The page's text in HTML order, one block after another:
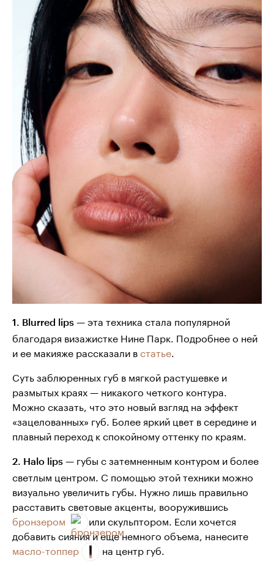
1. Blurred lips — эта техника стала популярной
благодаря визажистке Нине Парк. Подробнее о ней
и ее макияже рассказали встатье
Суть заблюренных губ в мягкой растушевке и
размытых краях — никакого четкого контура.
Можно сказать, что это новый взгляд на эффект
«зацелованных» губ. Более яркий цвет в середине и
плавный переход к спокойному оттенку по краям.
2. Halo lips — губы с затемненным контуром и более
светлым центром. С помощью этой техники можно
визуально увеличить губы. Нужно лишь правильно
расставить световые акценты, вооружившись
бронзером
или скульптором. Если хочется
добавить сияния и еще немного объема, нанесите
масло-топпер
на центр губ.